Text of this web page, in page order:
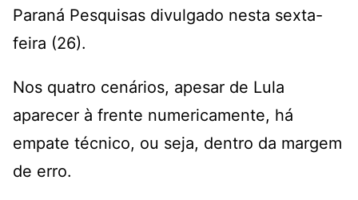
Paraná Pesquisas divulgado nesta sexta-
feira (26).
Nos quatro cenários, apesar de Lula
aparecer à frente numericamente, há
empate técnico, ou seja, dentro da margem
de erro.